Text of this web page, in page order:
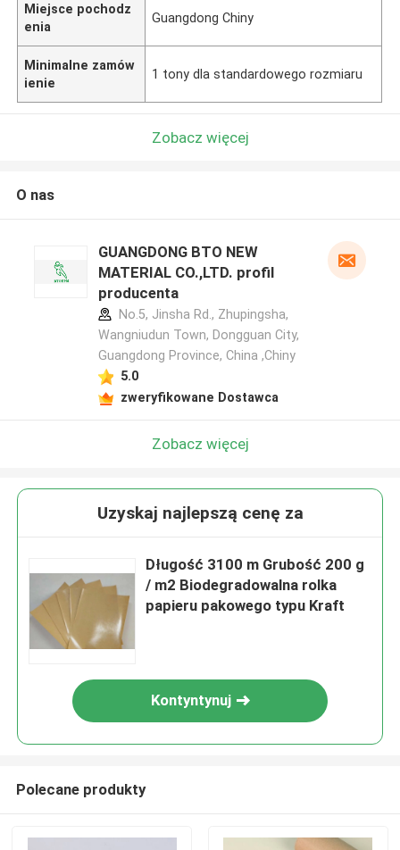
Miejsce pochodz
enia
Guangdong Chiny
Minimalne zamów
ienie
1 tony dla standardowego rozmiaru
Zobacz więcej
O nas
GUANGDONG BTO NEW
MATERIAL CO.,LTD. profil
producenta
No.5, Jinsha Rd., Zhupingsha,
Wangniudun Town, Dongguan City,
Guangdong Province, China ,Chiny
5.0
zweryfikowane Dostawca
Zobacz więcej
Uzyskaj najlepszą cenę za
Długość 3100 m Grubość 200 g
/ m2 Biodegradowalna rolka
papieru pakowego typu Kraft
Kontyntynuj
Polecane produkty